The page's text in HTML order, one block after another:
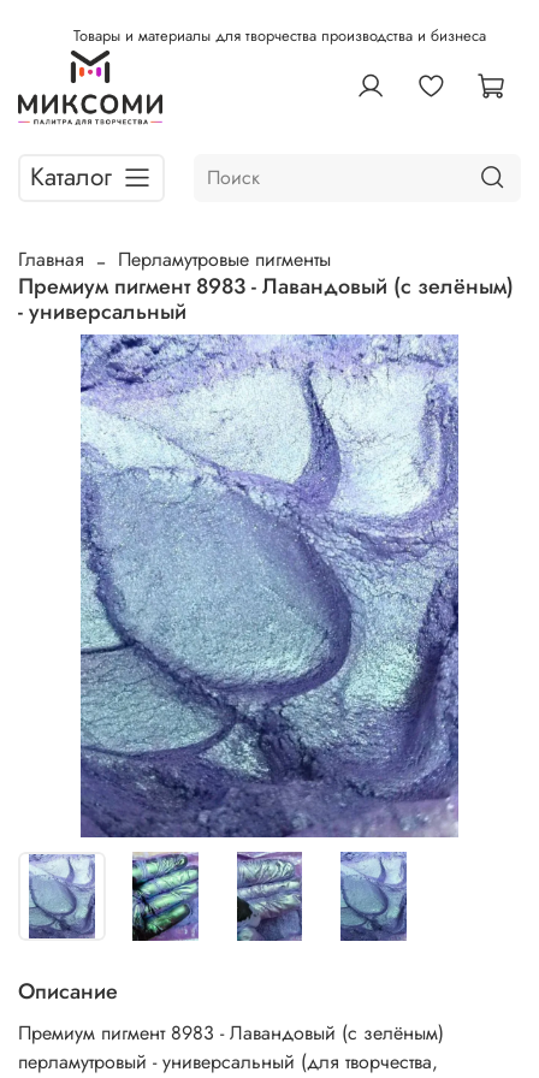
Товары и материалы для творчества производства и бизнеса
Каталог
Главная Перламутровые пигменты
Премиум пигмент 8983 - Лавандовый (с зелёным)
- универсальный
Описание
Премиум пигмент 8983 - Лавандовый (с зелёным)
перламутровый - универсальный (для творчества,